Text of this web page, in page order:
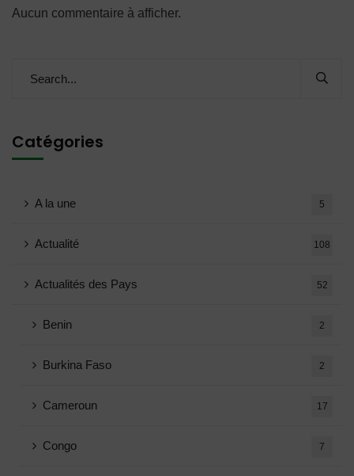
Aucun commentaire à afficher.
Catégories
A la une 5
Actualité 108
Actualités des Pays 52
Benin 2
Burkina Faso 2
Cameroun 17
Congo 7